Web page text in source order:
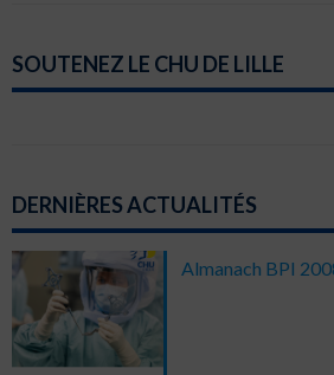
SOUTENEZ LE CHU DE LILLE
DERNIÈRES ACTUALITÉS
Almanach BPI